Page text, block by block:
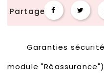
Partager
Garanties
module "Réassurance")